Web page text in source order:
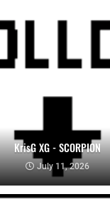
KrisG XG - SCORPION
July 11, 2026